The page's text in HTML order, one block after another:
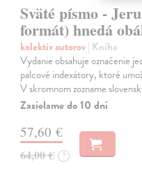
Sväté písmo -
formát) hnedá
kolektív autorov| Kniha
Vydanie obsahuje označenie
palcové indexátory, ktoré
V skromnom zozname
Zasielame do 10 dní
57,60 €
64,00 € ?